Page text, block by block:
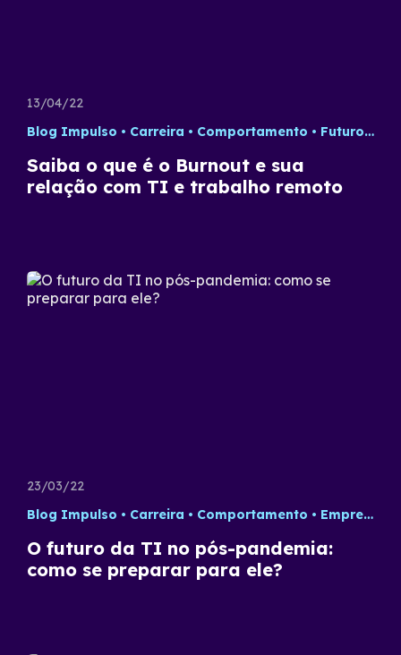
13/04/22
Blog Impulso
Carreira Comportamento Futuro do Trabalho
Saiba o que é o Burnout e sua
relação com TI e trabalho remoto
23/03/22
Blog Impulso
Carreira Comportamento Empreendedorismo
O futuro da TI no pós-pandemia:
como se preparar para ele?